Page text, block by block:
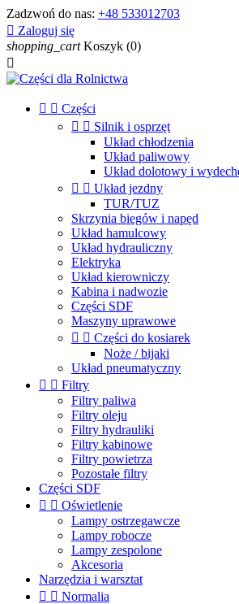
Zadzwoń do nas: +48 533012703
 Zaloguj się
shopping_cart Koszyk (0)

  Części
  Silnik i osprzęt
Układ chłodzenia
Układ paliwowy
Układ dolotowy i
  Układ jezdny
TUR/TUZ
Skrzynia biegów i napęd
Układ hamulcowy
Układ hydrauliczny
Elektryka
Układ kierowniczy
Kabina i nadwozie
Części SDF
Maszyny uprawowe
  Części do kosiarek
Noże / bijaki
Układ pneumatyczny
  Filtry
Filtry paliwa
Filtry oleju
Filtry hydrauliki
Filtry kabinowe
Filtry powietrza
Pozostałe filtry
Części SDF
  Oświetlenie
Lampy ostrzegawcze
Lampy robocze
Lampy zespolone
Akcesoria
Narzędzia i warsztat
  Normalia